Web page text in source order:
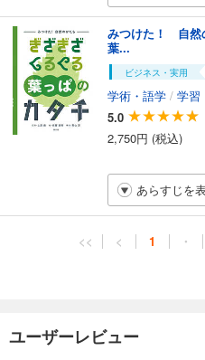
みつけた！ 自
葉...
ビジネス・実用
学術・語学 / 学習
5.0
2,750円 (税込)
あらすじを
<< < 1 ・
ユーザーレビュー